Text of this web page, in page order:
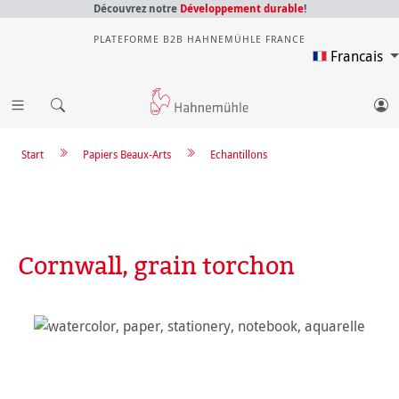
Découvrez notre Développement durable!
PLATEFORME B2B HAHNEMÜHLE FRANCE
Francais
Echantillons
Papiers Beaux-Arts
Start
Cornwall, grain torchon
Ignorer la galerie d'images